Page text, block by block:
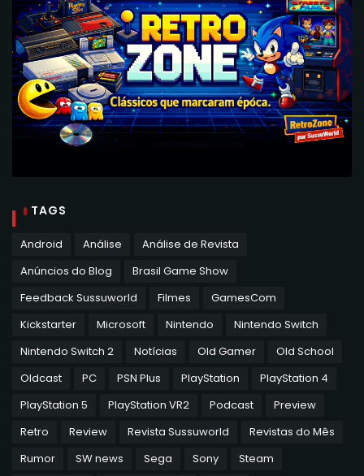
TAGS
Android Análise
Análise de Revista
Anúncios do Blog
Brasil Game Show
Feedback Sussuworld
Filmes
GamesCom
Kickstarter
Microsoft Nintendo
Nintendo Switch
Nintendo Switch 2
Notícias Old Gamer
Old School
Oldcast
PC PSN Plus PlayStation
PlayStation 4
PlayStation 5
PlayStation VR2 Podcast
Preview
Retro
Review Revista Sussuworld
Revistas do Mês
Rumor
SW news Sega Sony
Steam